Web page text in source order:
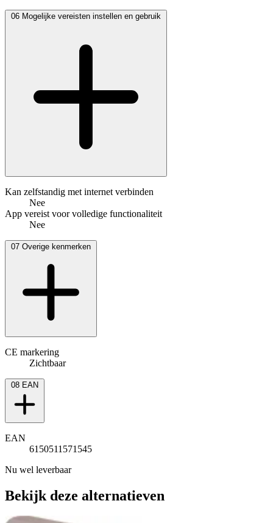
06 Mogelijke vereisten instellen en gebruik
Kan zelfstandig met internet verbinden
Nee
App vereist voor volledige functionaliteit
Nee
07 Overige kenmerken
CE markering
Zichtbaar
08 EAN
EAN
6150511571545
Nu wel leverbaar
Bekijk deze alternatieven